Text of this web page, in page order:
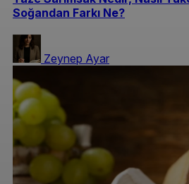
Soğandan Farkı Ne?
Zeynep Ayar